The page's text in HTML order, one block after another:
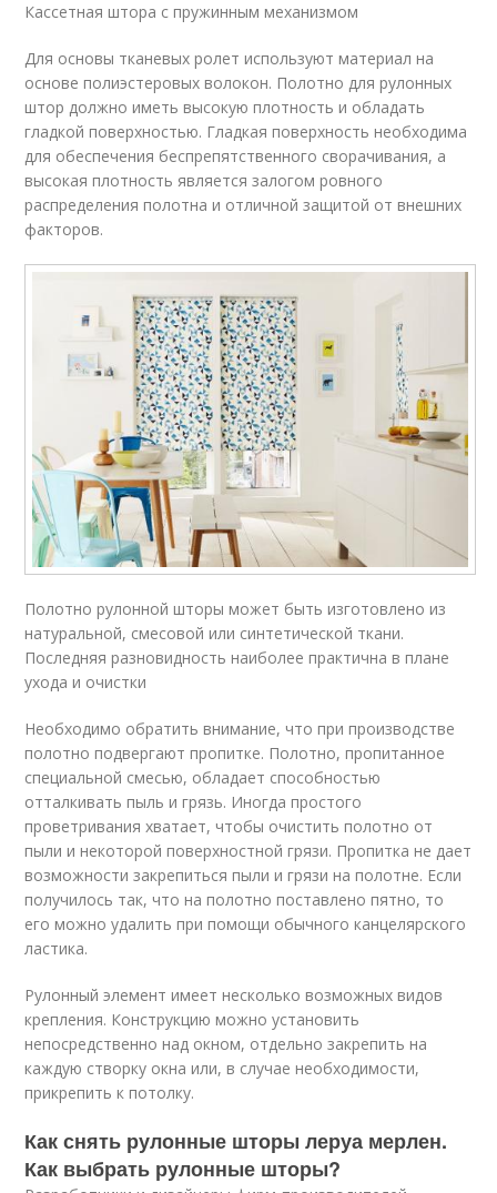
Кассетная штора с пружинным механизмом
Для основы тканевых ролет используют материал на
основе полиэстеровых волокон. Полотно для рулонных
штор должно иметь высокую плотность и обладать
гладкой поверхностью. Гладкая поверхность необходима
для обеспечения беспрепятственного сворачивания, а
высокая плотность является залогом ровного
распределения полотна и отличной защитой от внешних
факторов.
Полотно рулонной шторы может быть изготовлено из
натуральной, смесовой или синтетической ткани.
Последняя разновидность наиболее практична в плане
ухода и очистки
Необходимо обратить внимание, что при производстве
полотно подвергают пропитке. Полотно, пропитанное
специальной смесью, обладает способностью
отталкивать пыль и грязь. Иногда простого
проветривания хватает, чтобы очистить полотно от
пыли и некоторой поверхностной грязи. Пропитка не дает
возможности закрепиться пыли и грязи на полотне. Если
получилось так, что на полотно поставлено пятно, то
его можно удалить при помощи обычного канцелярского
ластика.
Рулонный элемент имеет несколько возможных видов
крепления. Конструкцию можно установить
непосредственно над окном, отдельно закрепить на
каждую створку окна или, в случае необходимости,
прикрепить к потолку.
Как снять рулонные шторы леруа мерлен.
Как выбрать рулонные шторы?